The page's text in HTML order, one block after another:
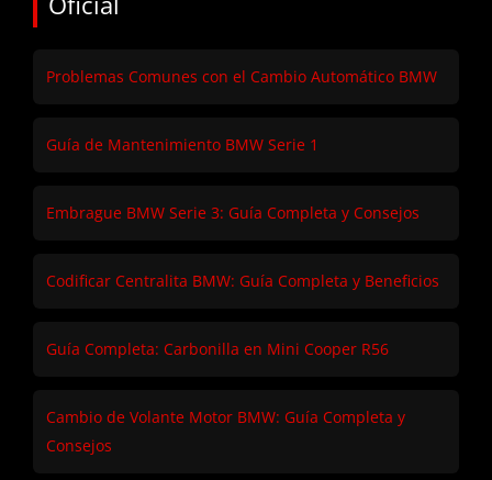
Problemas Comunes con el Cambio Automático BMW
Guía de Mantenimiento BMW Serie 1
Embrague BMW Serie 3: Guía Completa y Consejos
Codificar Centralita BMW: Guía Completa y Beneficios
Guía Completa: Carbonilla en Mini Cooper R56
Cambio de Volante Motor BMW: Guía Completa y
Consejos